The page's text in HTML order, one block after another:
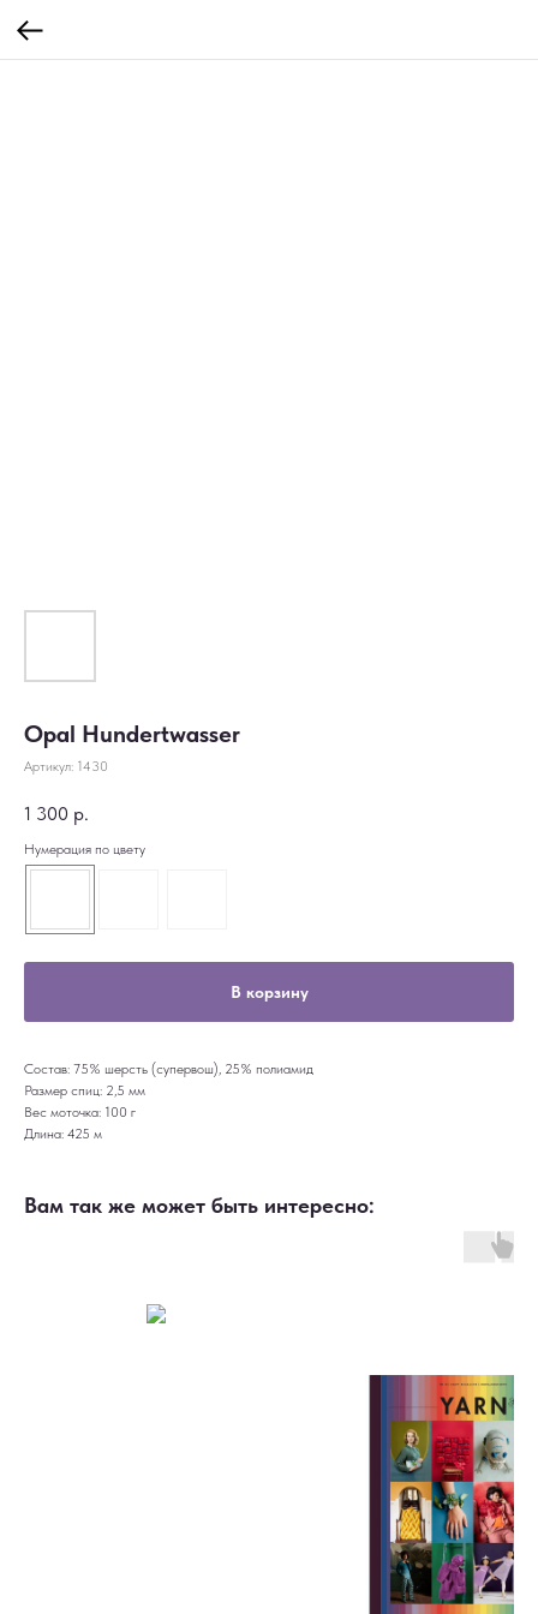
Opal Hundertwasser
Артикул: 1430
1 300 р.
Нумерация по цвету
В корзину
Состав: 75% шерсть (супервош), 25% полиамид
Размер спиц: 2,5 мм
Вес моточка: 100 г
Длина: 425 м
Вам так же может быть интересно: